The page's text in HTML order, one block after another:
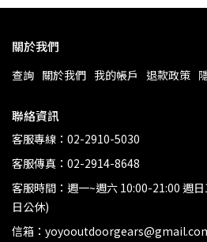
關於我們
查詢 關於我們 我的帳戶 退款政策
聯絡資訊
客服專線：02-2910-5030
客服傳真：02-2914-8648
客服時間：週一~週六 10:00-21:00 週
日公休)
信箱：